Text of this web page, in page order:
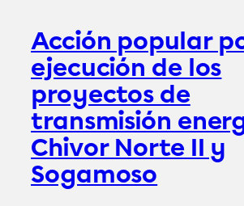
Acción popular
ejecución de los
proyectos de
transmisión
Chivor Norte II y
Sogamoso